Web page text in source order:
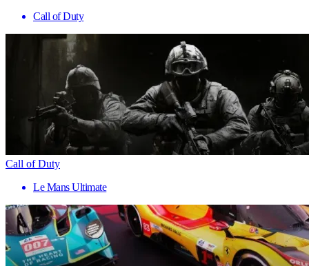
Call of Duty
Call of Duty
Le Mans Ultimate